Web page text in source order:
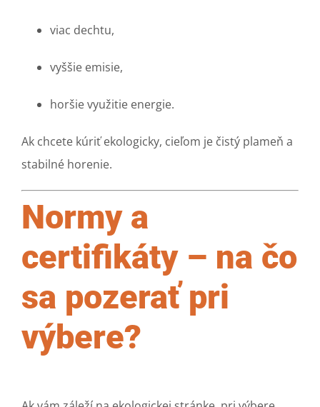
viac dechtu,
vyššie emisie,
horšie využitie energie.
Ak chcete kúriť ekologicky, cieľom je čistý plameň a
stabilné horenie.
Normy a
certifikáty – na čo
sa pozerať pri
výbere?